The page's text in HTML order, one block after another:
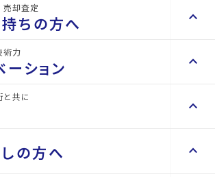
い方へ keyboard_arrow_right
探す
却査定
ちの方へ keyboard_arrow_up
の方へ keyboard_arrow_right
流れ
ビス
術力
ーション keyboard_arrow_up
ョン keyboard_arrow_right
タ） keyboard_arrow_right
共に
keyboard_arrow_up
keyboard_arrow_right
の方へ keyboard_arrow_up
details
ＨＯＵＳＥ２０００
宮城交通バス バス停『健康増進センター